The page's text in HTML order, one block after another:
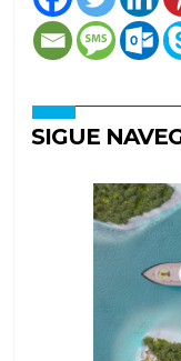
SIGUE